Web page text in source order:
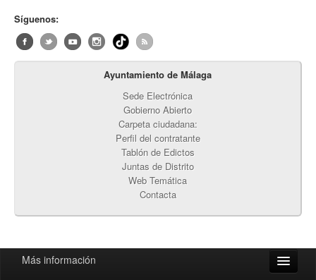
Síguenos:
Ayuntamiento de Málaga
Sede Electrónica
Gobierno Abierto
Carpeta ciudadana:
Perfil del contratante
Tablón de Edictos
Juntas de Distrito
Web Temática
Contacta
Más información